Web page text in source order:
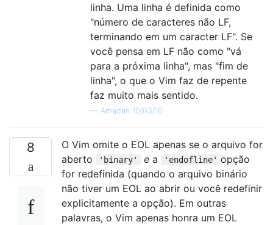
linha. Uma linha é definida como
"número de caracteres não LF,
terminando em um caracter LF". Se
você pensa em LF não como "vá
para a próxima linha", mas "fim de
linha", o que o Vim faz de repente
faz muito mais sentido.
— Amadan 10/03/16
8
O Vim omite o EOL apenas se o arquivo for
aberto
'binary' e a 'endofline' opção
for redefinida (quando o arquivo binário
não tiver um EOL ao abrir ou você redefinir
explicitamente a opção). Em outras
palavras, o Vim apenas honra um EOL